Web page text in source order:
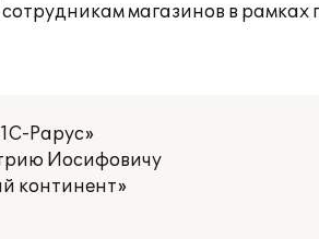
магазинов в рамках
Рарус»
Иосифовичу
континент»